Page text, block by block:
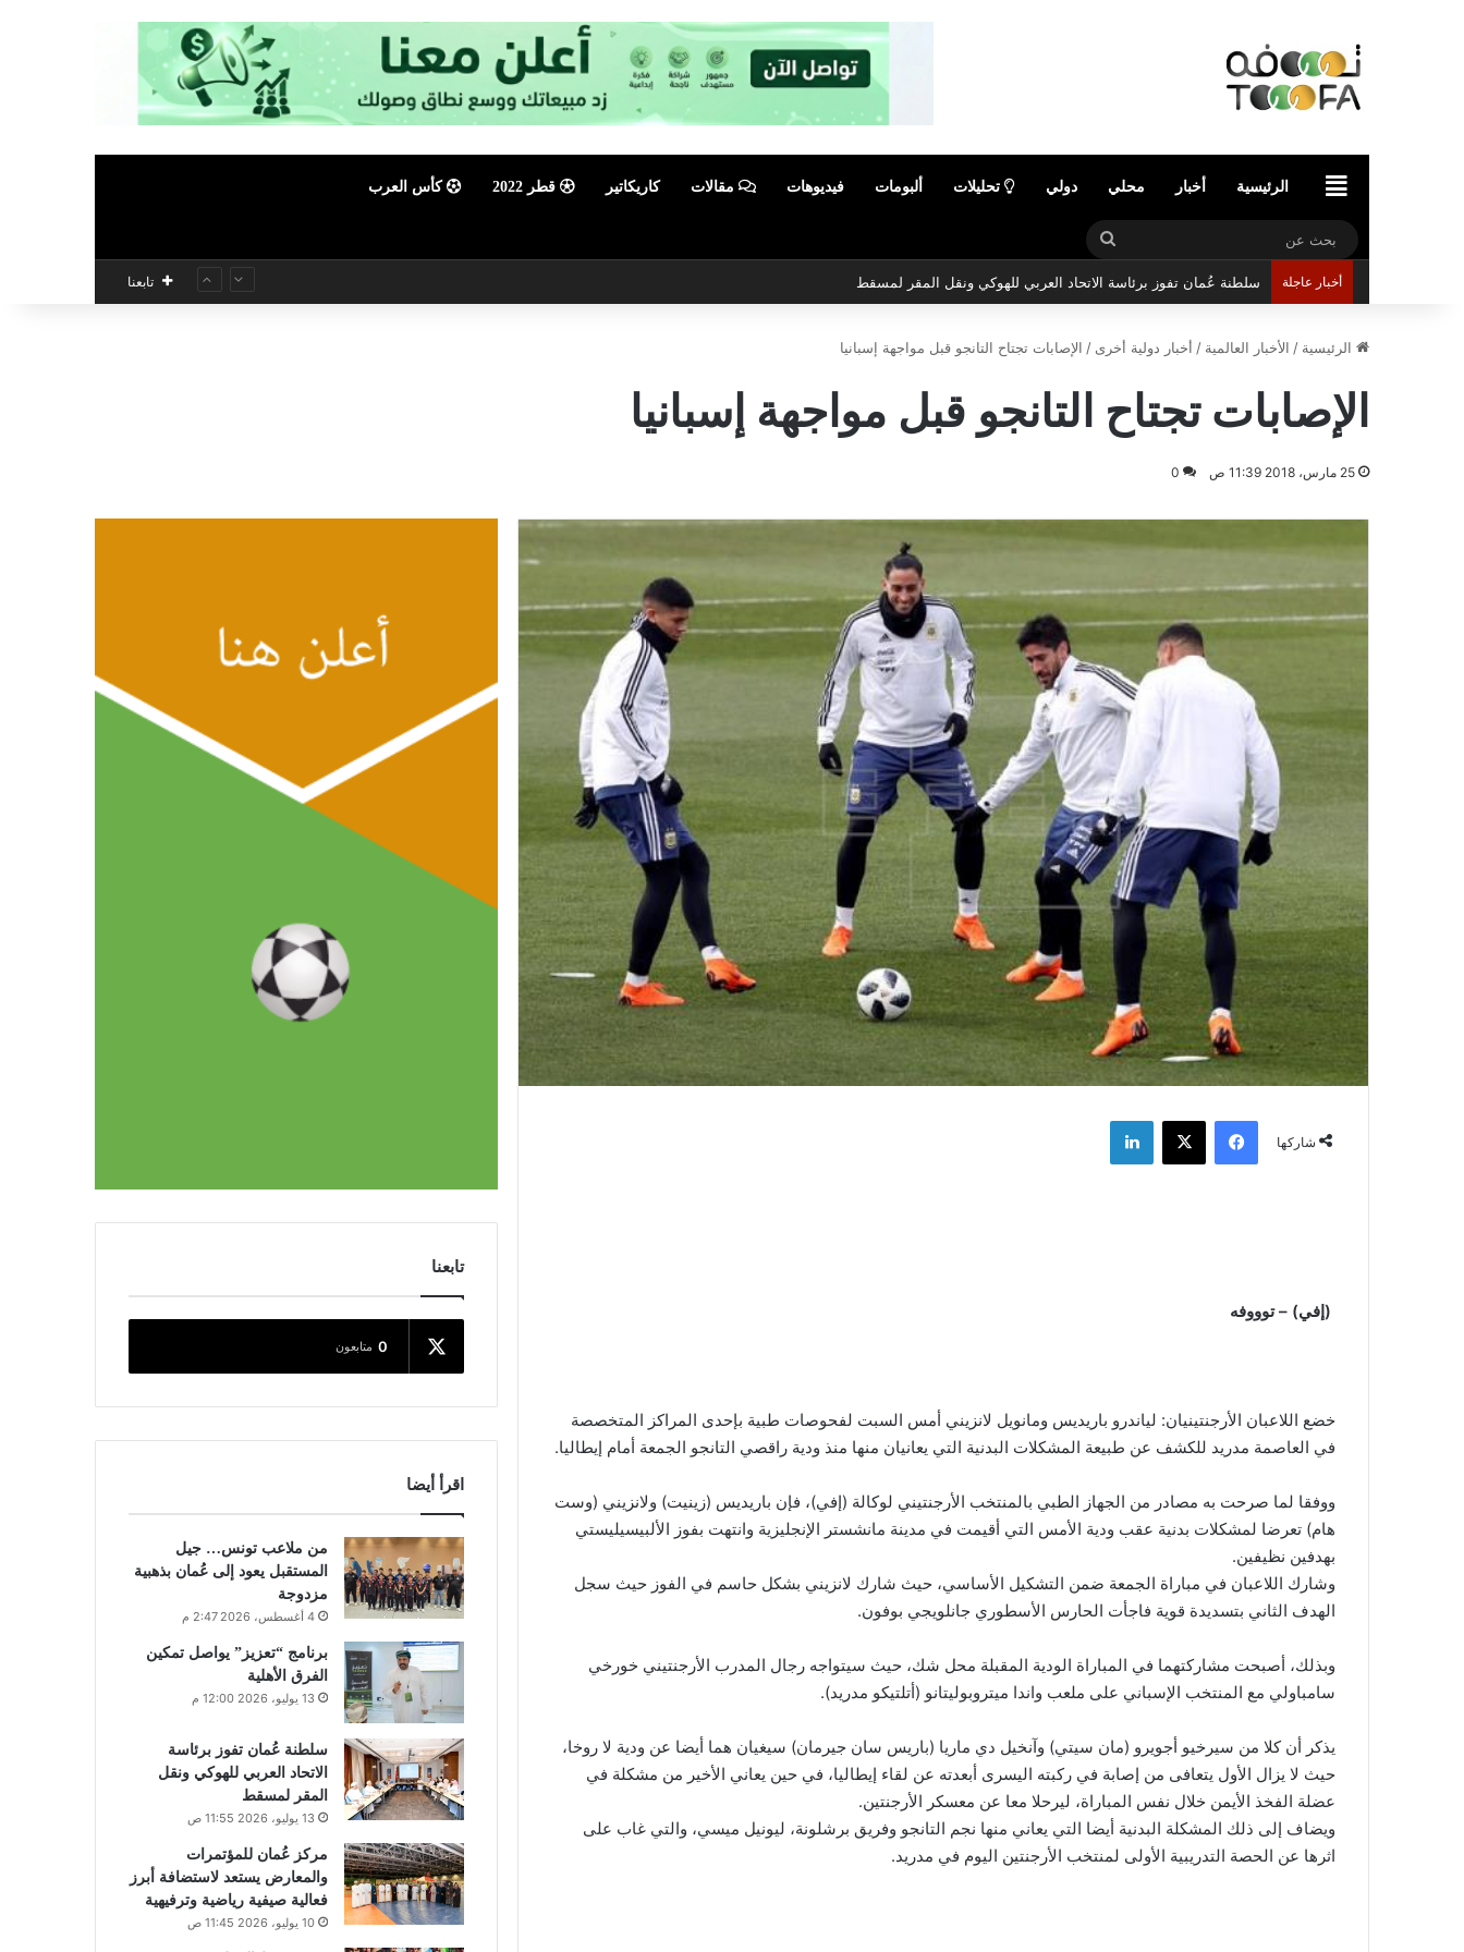
الرئيسيةالرئيسية أخبار محلي دولي تحليلات ألبومات فيديوهات مقالات كاريكاتير قطر 2022 كأس العرب
بحث
عن
أخبار عاجلة
سلطنة عُمان تفوز برئاسة الاتحاد العربي للهوكي ونقل المقر لمسقط
تابعنا
الرئيسية / الأخبار العالمية / أخبار دولية أخرى / الإصابات تجتاح التانجو قبل مواجهة إسبانيا
الإصابات تجتاح التانجو قبل مواجهة إسبانيا
25 مارس، 2018 11:39 ص 0
شاركها
فيسبوك ‫X لينكدإن
(إفي) – توووفه
خضع اللاعبان الأرجنتينيان: لياندرو باريديس ومانويل لانزيني أمس السبت لفحوصات طبية بإحدى المراكز المتخصصة
في العاصمة مدريد للكشف عن طبيعة المشكلات البدنية التي يعانيان منها منذ ودية راقصي التانجو الجمعة أمام إيطاليا.
ووفقا لما صرحت به مصادر من الجهاز الطبي بالمنتخب الأرجنتيني لوكالة (إفي)، فإن باريديس (زينيت) ولانزيني (وست
هام) تعرضا لمشكلات بدنية عقب ودية الأمس التي أقيمت في مدينة مانشستر الإنجليزية وانتهت بفوز الألبيسيليستي
بهدفين نظيفين.
وشارك اللاعبان في مباراة الجمعة ضمن التشكيل الأساسي، حيث شارك لانزيني بشكل حاسم في الفوز حيث سجل
الهدف الثاني بتسديدة قوية فاجأت الحارس الأسطوري جانلويجي بوفون.
وبذلك، أصبحت مشاركتهما في المباراة الودية المقبلة محل شك، حيث سيتواجه رجال المدرب الأرجنتيني خورخي
سامباولي مع المنتخب الإسباني على ملعب واندا ميتروبوليتانو (أتلتيكو مدريد).
يذكر أن كلا من سيرخيو أجويرو (مان سيتي) وآنخيل دي ماريا (باريس سان جيرمان) سيغيان هما أيضا عن ودية لا روخا،
حيث لا يزال الأول يتعافى من إصابة في ركبته اليسرى أبعدته عن لقاء إيطاليا، في حين يعاني الأخير من مشكلة في
عضلة الفخذ الأيمن خلال نفس المباراة، ليرحلا معا عن معسكر الأرجنتين.
ويضاف إلى ذلك المشكلة البدنية أيضا التي يعاني منها نجم التانجو وفريق برشلونة، ليونيل ميسي، والتي غاب على
اثرها عن الحصة التدريبية الأولى لمنتخب الأرجنتين اليوم في مدريد.
تابعنا
0 متابعون
اقرأ أيضا
من ملاعب تونس… جيل
المستقبل يعود إلى عُمان بذهبية
مزدوجة
4 أغسطس، 2026 2:47 م
برنامج “تعزيز” يواصل تمكين
الفرق الأهلية
13 يوليو، 2026 12:00 م
سلطنة عُمان تفوز برئاسة
الاتحاد العربي للهوكي ونقل
المقر لمسقط
13 يوليو، 2026 11:55 ص
مركز عُمان للمؤتمرات
والمعارض يستعد لاستضافة أبرز
فعالية صيفية رياضية وترفيهية
10 يوليو، 2026 11:45 ص